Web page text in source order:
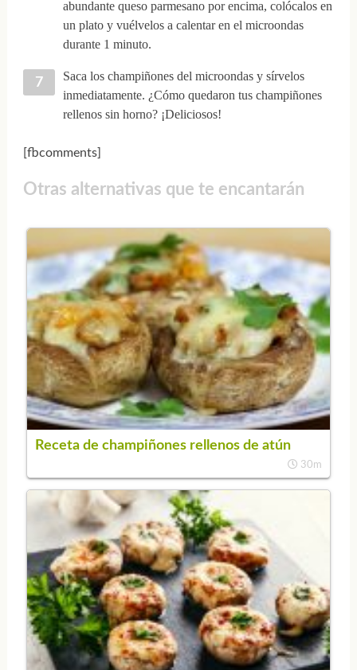
abundante queso parmesano por encima, colócalos en
un plato y vuélvelos a calentar en el microondas
durante 1 minuto.
Saca los champiñones del microondas y sírvelos
inmediatamente. ¿Cómo quedaron tus champiñones
rellenos sin horno? ¡Deliciosos!
[fbcomments]
Otras alternativas que te encantarán
Receta de champiñones rellenos de atún
30m